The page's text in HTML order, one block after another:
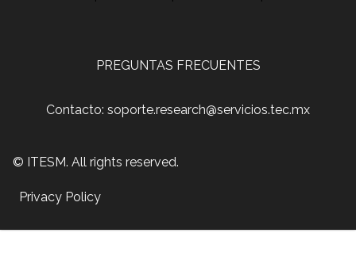
PREGUNTAS FRECUENTES
Contacto: soporte.research@servicios.tec.mx
© ITESM. All rights reserved.
Privacy Policy